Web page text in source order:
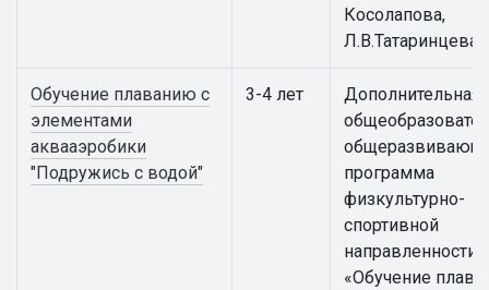
Косолапова,
Л.В.Татаринцева
Обучение плаванию с
элементами
аквааэробики
"Подружись с водой"
3-4 лет
Дополнительная
программа
физкультурно-
спортивной
направленности
«Обучение